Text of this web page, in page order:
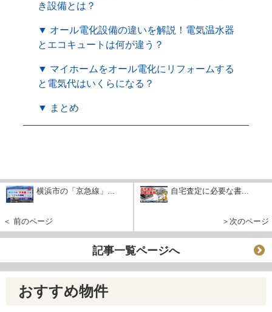
き設備とは？
▼ オール電化設備の違いを解説！電気温水器
とエコキュートは何が違う？
▼ マイホームをオール電化にリフォームする
と電気代はいくらになる？
▼ まとめ
横浜市の「京急線」...
＜ 前のページ
自宅査定に必要な書...
＞次のページ
記事一覧ページへ
おすすめ物件